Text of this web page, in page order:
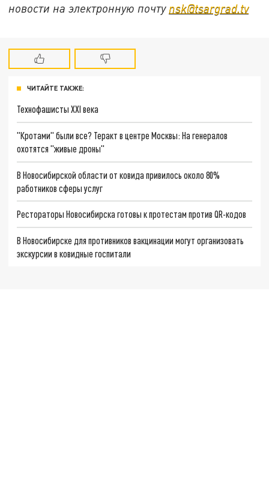
новости на электронную почту nsk@tsargrad.tv
ЧИТАЙТЕ ТАКЖЕ:
Технофашисты XXI века
"Кротами" были все? Теракт в центре Москвы: На генералов
охотятся "живые дроны"
В Новосибирской области от ковида привилось около 80%
работников сферы услуг
Рестораторы Новосибирска готовы к протестам против QR-кодов
В Новосибирске для противников вакцинации могут организовать
экскурсии в ковидные госпитали